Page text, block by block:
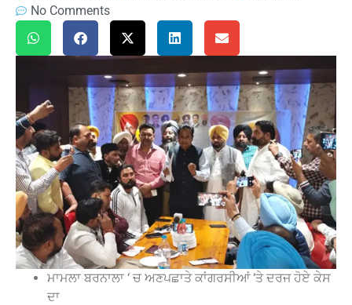
No Comments
ਮਾਮਲਾ ਬਰਨਾਲਾ ‘ ਚ ਅਣਪਛਾਤੇ ਕਾਂਗਰਸੀਆਂ ‘ਤੇ ਦਰਜ ਹੋਏ ਕੇਸ
ਦਾ